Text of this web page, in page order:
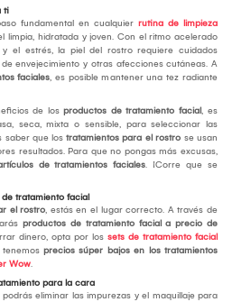
ti
fundamental en cualquier rutina de limpieza
limpia, hidratada y joven. Con el ritmo acelerado
el estrés, la piel del rostro requiere cuidados
envejecimiento y otras afecciones cutáneas. A
faciales, es posible mantener una tez radiante
de los productos de tratamiento facial, es
seca, mixta o sensible, para seleccionar las
saber que los tratamientos para el rostro se usan
resultados. Para que no pongas más excusas,
de tratamientos faciales. ¡Corre que se
tratamiento facial
el rostro, estás en el lugar correcto. A través de
productos de tratamiento facial a precio de
dinero, opta por los sets de tratamiento facial
precios súper bajos en los tratamientos
Wow.
para la cara
podrás eliminar las impurezas y el maquillaje para